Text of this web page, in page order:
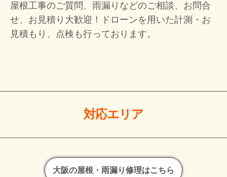
屋根工事のご質問、雨漏りなどのご相談、お問合
せ、お見積り大歓迎！
ドローンを用いた計測・お
見積もり、点検も行っております。
対応エリア
大阪の屋根・雨漏り修理はこちら